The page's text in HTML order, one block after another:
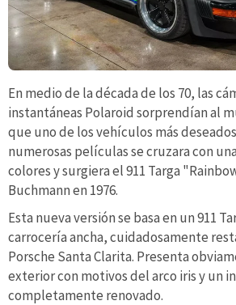
En medio de la década de los 70, las
instantáneas Polaroid sorprendían al
que uno de los vehículos más
numerosas películas se cruzara con
colores y surgiera el 911 Targa
Buchmann en 1976.
Esta nueva versión se basa en un 911
carrocería ancha, cuidadosamente
Porsche Santa Clarita. Presenta
exterior con motivos del arco iris y un
completamente renovado.